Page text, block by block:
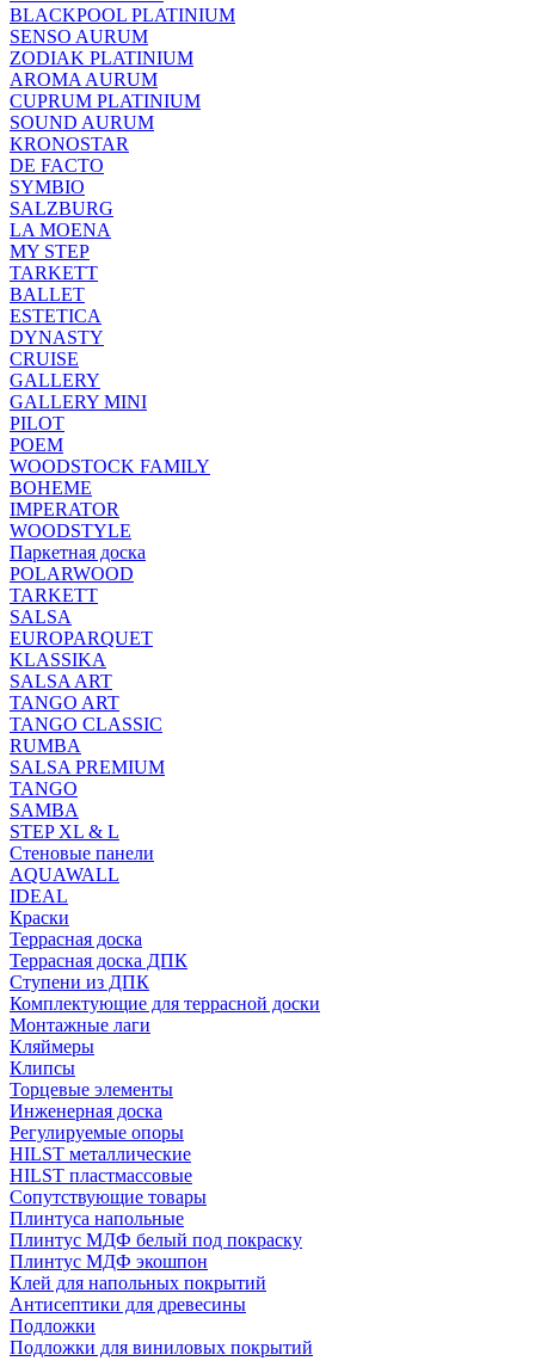
BLACKPOOL PLATINIUM
SENSO AURUM
ZODIAK PLATINIUM
AROMA AURUM
CUPRUM PLATINIUM
SOUND AURUM
KRONOSTAR
DE FACTO
SYMBIO
SALZBURG
LA MOENA
MY STEP
TARKETT
BALLET
ESTETICA
DYNASTY
CRUISE
GALLERY
GALLERY MINI
PILOT
POEM
WOODSTOCK FAMILY
BOHEME
IMPERATOR
WOODSTYLE
Паркетная доска
POLARWOOD
TARKETT
SALSA
EUROPARQUET
KLASSIKA
SALSA ART
TANGO ART
TANGO CLASSIC
RUMBA
SALSA PREMIUM
TANGO
SAMBA
STEP XL & L
Стеновые панели
AQUAWALL
IDEAL
Краски
Террасная доска
Террасная доска ДПК
Ступени из ДПК
Комплектующие для террасной доски
Монтажные лаги
Кляймеры
Клипсы
Торцевые элементы
Инженерная доска
Регулируемые опоры
HILST металлические
HILST пластмассовые
Сопутствующие товары
Плинтуса напольные
Плинтус МДФ белый под покраску
Плинтус МДФ экошпон
Клей для напольных покрытий
Антисептики для древесины
Подложки
Подложки для виниловых покрытий